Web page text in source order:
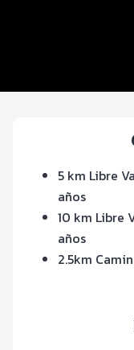
5 km Libre
años
10 km Libre
años
2.5km